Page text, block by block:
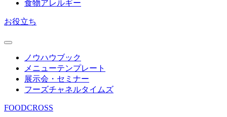
食物アレルギー
お役立ち
ノウハウブック
メニューテンプレート
展示会・セミナー
フーズチャネルタイムズ
FOODCROSS